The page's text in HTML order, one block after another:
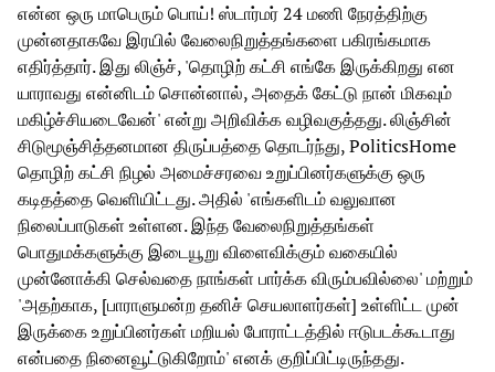
என்ன ஒரு மாபெரும் பொய்! ஸ்டார்மர் 24 மணி நேரத்திற்கு
முன்னதாகவே இரயில் வேலைநிறுத்தங்களை பகிரங்கமாக
எதிர்த்தார். இது லிஞ்ச், 'தொழிற் கட்சி எங்கே இருக்கிறது என
யாராவது என்னிடம் சொன்னால், அதைக் கேட்டு நான் மிகவும்
மகிழ்ச்சியடைவேன்' என்று அறிவிக்க வழிவகுத்தது. லிஞ்சின்
சிடுமூஞ்சித்தனமான திருப்பத்தை தொடர்ந்து, PoliticsHome
தொழிற் கட்சி நிழல் அமைச்சரவை உறுப்பினர்களுக்கு ஒரு
கடிதத்தை வெளியிட்டது. அதில் 'எங்களிடம் வலுவான
நிலைப்பாடுகள் உள்ளன. இந்த வேலைநிறுத்தங்கள்
பொதுமக்களுக்கு இடையூறு விளைவிக்கும் வகையில்
முன்னோக்கி செல்வதை நாங்கள் பார்க்க விரும்பவில்லை' மற்றும்
'அதற்காக, [பாராளுமன்ற தனிச் செயலாளர்கள்] உள்ளிட்ட முன்
இருக்கை உறுப்பினர்கள் மறியல் போராட்டத்தில் ஈடுபடக்கூடாது
என்பதை நினைவூட்டுகிறோம்' எனக் குறிப்பிட்டிருந்தது.